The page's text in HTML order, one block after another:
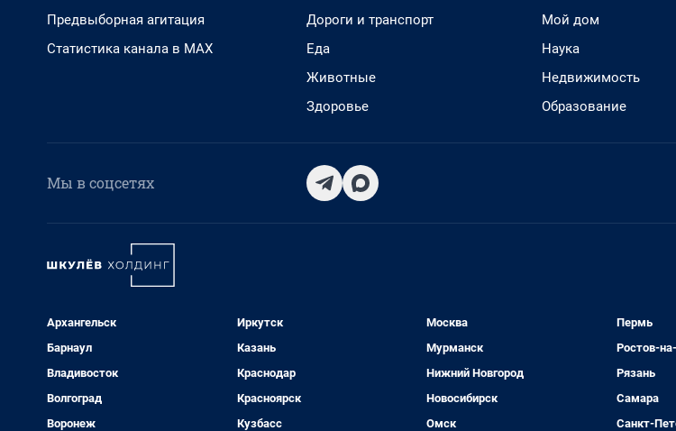
Предвыборная агитация
Статистика канала в MAX
Дороги и транспорт
Еда
Животные
Здоровье
Мой дом
Наука
Недвижимость
Образование
Мы в соцсетях
Архангельск
Барнаул
Владивосток
Волгоград
Воронеж
Иркутск
Казань
Краснодар
Красноярск
Кузбасс
Москва
Мурманск
Нижний Новгород
Новосибирск
Омск
Пермь
Ростов-
Рязань
Самара
Санкт-